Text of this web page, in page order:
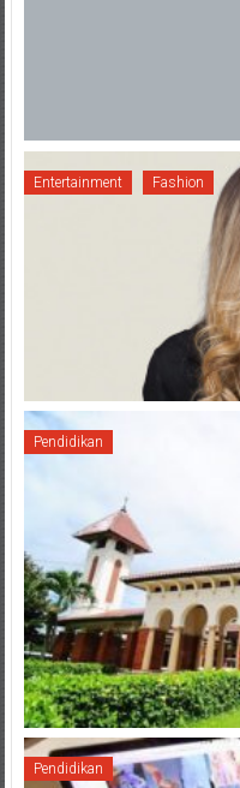
Entertainment Fashion
Pendidikan
Pendidikan